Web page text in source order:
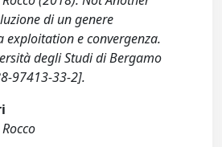
di un genere
exploitation e convergenza.
degli Studi di Bergamo
97413-33-2].